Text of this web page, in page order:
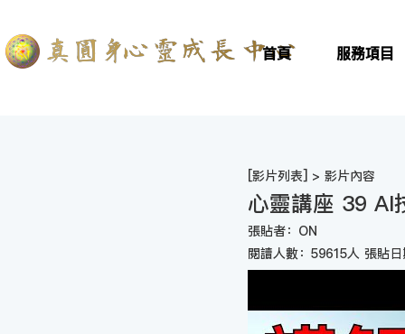
首頁 服務項目
[影片列表] > 影片內容
心靈講座 39 AI
張貼者：ON
閱讀人數：59615人 張貼